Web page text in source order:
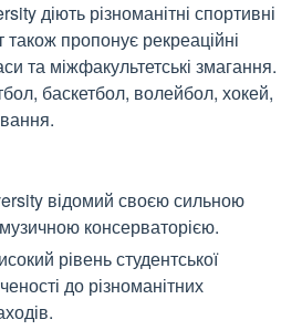
діють різноманітні спортивні
також пропонує рекреаційні
та міжфакультетські змагання.
баскетбол, волейбол, хокей,
відомий своєю сильною
консерваторією.
рівень студентської
до різноманітних